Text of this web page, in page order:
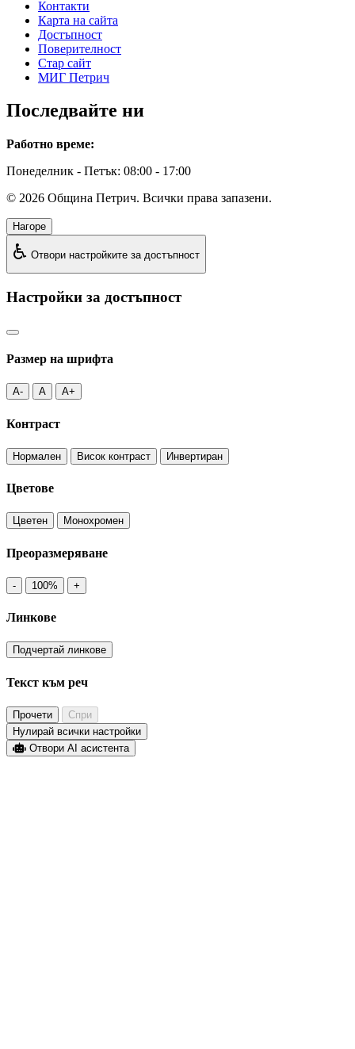
Контакти
Карта на сайта
Достъпност
Поверителност
Стар сайт
МИГ Петрич
Последвайте ни
Работно време:
Понеделник - Петък: 08:00 - 17:00
© 2026 Община Петрич. Всички права запазени.
Нагоре
♿ Отвори настройките за достъпност
Настройки за достъпност
Размер на шрифта
A- A A+
Контраст
Нормален Висок контраст Инвертиран
Цветове
Цветен Монохромен
Преоразмеряване
- 100% +
Линкове
Подчертай линкове
Текст към реч
Прочети
Спри
Нулирай всички настройки
Отвори AI асистента